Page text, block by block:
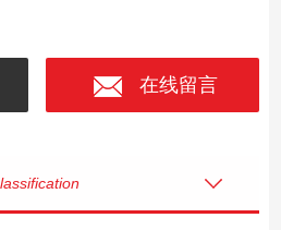
在线留言